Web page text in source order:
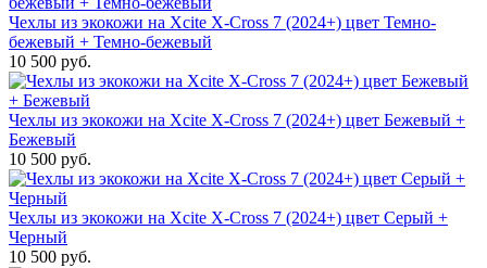
Чехлы из экокожи на Xcite X-Cross 7 (2024+) цвет Темно-
бежевый + Темно-бежевый
10 500 руб.
Чехлы из экокожи на Xcite X-Cross 7 (2024+) цвет Бежевый +
Бежевый
10 500 руб.
Чехлы из экокожи на Xcite X-Cross 7 (2024+) цвет Серый +
Черный
10 500 руб.